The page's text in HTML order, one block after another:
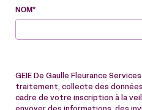
NOM*
GEIE De Gaulle Fleurance
traitement, collecte des
cadre de votre inscription à la